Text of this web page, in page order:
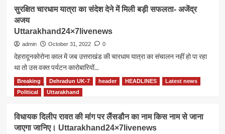
शीतकालीन
को
लेकर
Uttarakhand24×7livenews
सुरक्षित चारधाम यात्रा का संदेश देने में मिली बड़ी सफलता- अजेंद्र
अजय
Uttarakhand24×7livenews
admin October 31, 2022 0
देहरादूनकोरोना काल में जब उत्तराखंड की चारधाम यात्रा का संचालन नहीं हो पा रहा
था तो उस वक्त पर्यटन कारोबारियों...
Read MoreRead
more
सुरक्षित
चारधाम
यात्रा
Breaking Dehradun UK-7 header HEADLINES
Latest news
Political
Uttarakhand
विधायक दिलीप रावत की मांग पर लैंसडौन का नाम किस नाम से जाना
जाएगा जानिए। Uttarakhand24×7livenews